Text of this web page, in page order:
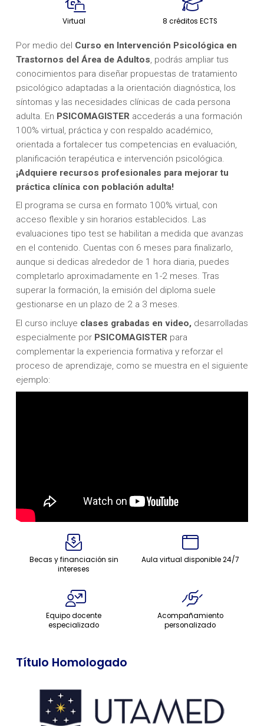
Virtual 8 créditos ECTS
Por medio del Curso en Intervención Psicológica en
Trastornos del Área de Adultos , podrás ampliar tus
conocimientos para diseñar propuestas de tratamiento
psicológico adaptadas a la orientación diagnóstica, los
síntomas y las necesidades clínicas de cada persona
adulta. En PSICOMAGISTER accederás a una formación
100% virtual, práctica y con respaldo académico,
orientada a fortalecer tus competencias en evaluación,
planificación terapéutica e intervención psicológica.
¡Adquiere recursos profesionales para mejorar tu
práctica clínica con población adulta!
El programa se cursa en formato 100% virtual, con
acceso flexible y sin horarios establecidos. Las
evaluaciones tipo test se habilitan a medida que avanzas
en el contenido. Cuentas con 6 meses para finalizarlo,
aunque si dedicas alrededor de 1 hora diaria, puedes
completarlo aproximadamente en 1-2 meses. Tras
superar la formación, la emisión del diploma suele
gestionarse en un plazo de 2 a 3 meses.
El curso incluye clases grabadas en video,desarrolladas
especialmente por PSICOMAGISTERpara
complementar la experiencia formativa y reforzar el
proceso de aprendizaje, como se muestra en el siguiente
ejemplo:
Becas y financiación sin
intereses
Aula virtual disponible 24/7
Equipo docente
especializado
Acompañamiento
personalizado
Título Homologado